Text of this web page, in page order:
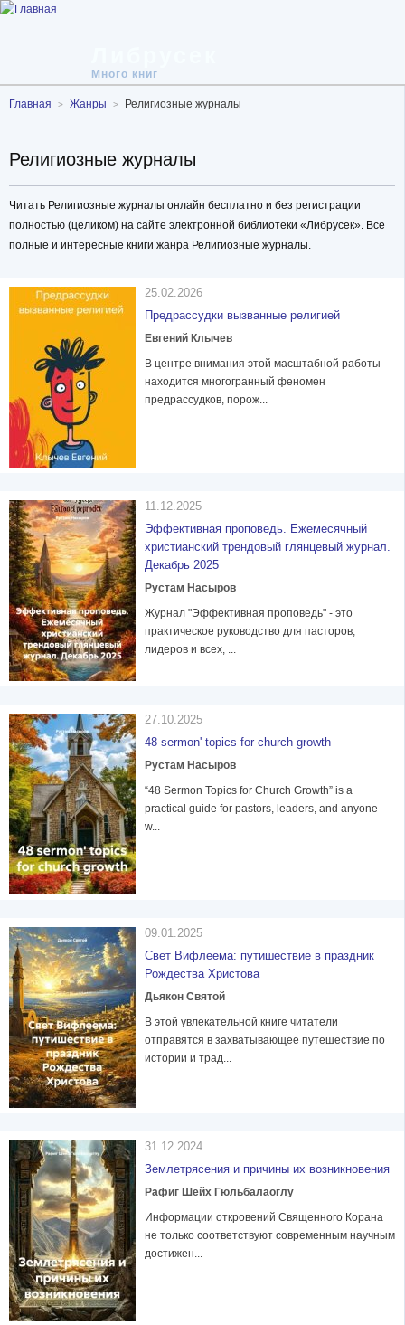
Много книг
Главная Жанры Религиозные журналы
Религиозные журналы
Читать Религиозные журналы онлайн бесплатно и без регистрации
полностью (целиком) на сайте электронной библиотеки «Либрусек». Все
полные и интересные книги жанра Религиозные журналы.
25.02.2026
Предрассудки вызванные религией
Евгений Клычев
В центре внимания этой масштабной работы
находится многогранный феномен
предрассудков, порож...
11.12.2025
Эффективная проповедь. Ежемесячный
христианский трендовый глянцевый журнал.
Декабрь 2025
Рустам Насыров
Журнал "Эффективная проповедь" - это
практическое руководство для пасторов,
лидеров и всех, ...
27.10.2025
48 sermon' topics for church growth
Рустам Насыров
“48 Sermon Topics for Church Growth” is a
practical guide for pastors, leaders, and anyone
w...
09.01.2025
Свет Вифлеема: путишествие в праздник
Рождества Христова
Дьякон Святой
В этой увлекательной книге читатели
отправятся в захватывающее путешествие по
истории и трад...
31.12.2024
Землетрясения и причины их возникновения
Рафиг Шейх Гюльбалаоглу
Информации откровений Священного Корана
не только соответствуют современным научным
достижен...